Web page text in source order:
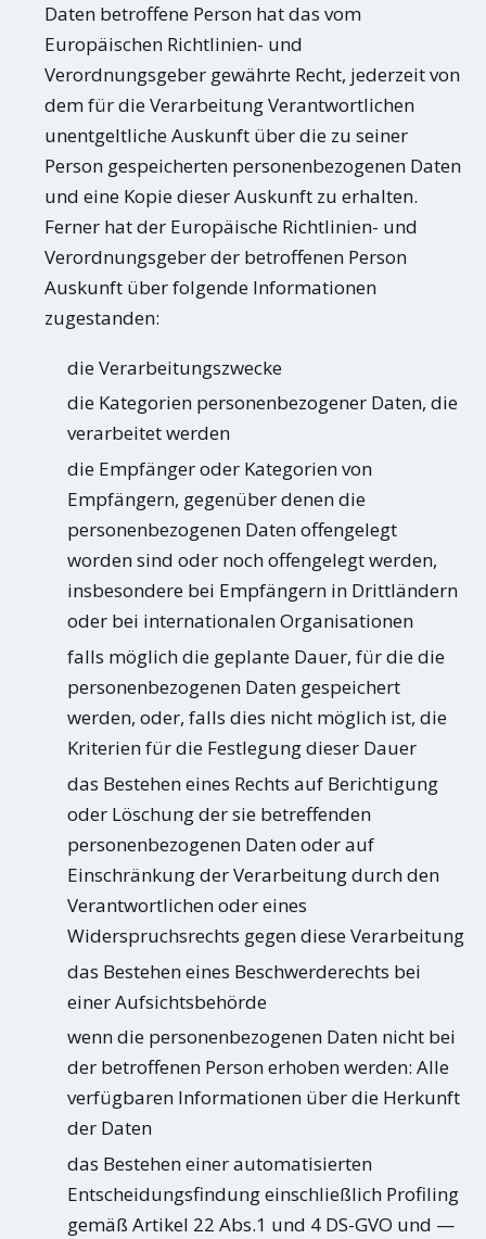
Daten betroffene Person hat das vom
Europäischen Richtlinien- und
Verordnungsgeber gewährte Recht, jederzeit von
dem für die Verarbeitung Verantwortlichen
unentgeltliche Auskunft über die zu seiner
Person gespeicherten personenbezogenen Daten
und eine Kopie dieser Auskunft zu erhalten.
Ferner hat der Europäische Richtlinien- und
Verordnungsgeber der betroffenen Person
Auskunft über folgende Informationen
zugestanden:
die Verarbeitungszwecke
die Kategorien personenbezogener Daten, die
verarbeitet werden
die Empfänger oder Kategorien von
Empfängern, gegenüber denen die
personenbezogenen Daten offengelegt
worden sind oder noch offengelegt werden,
insbesondere bei Empfängern in Drittländern
oder bei internationalen Organisationen
falls möglich die geplante Dauer, für die die
personenbezogenen Daten gespeichert
werden, oder, falls dies nicht möglich ist, die
Kriterien für die Festlegung dieser Dauer
das Bestehen eines Rechts auf Berichtigung
oder Löschung der sie betreffenden
personenbezogenen Daten oder auf
Einschränkung der Verarbeitung durch den
Verantwortlichen oder eines
Widerspruchsrechts gegen diese Verarbeitung
das Bestehen eines Beschwerderechts bei
einer Aufsichtsbehörde
wenn die personenbezogenen Daten nicht bei
der betroffenen Person erhoben werden: Alle
verfügbaren Informationen über die Herkunft
der Daten
das Bestehen einer automatisierten
Entscheidungsfindung einschließlich Profiling
gemäß Artikel 22 Abs.1 und 4 DS-GVO und —